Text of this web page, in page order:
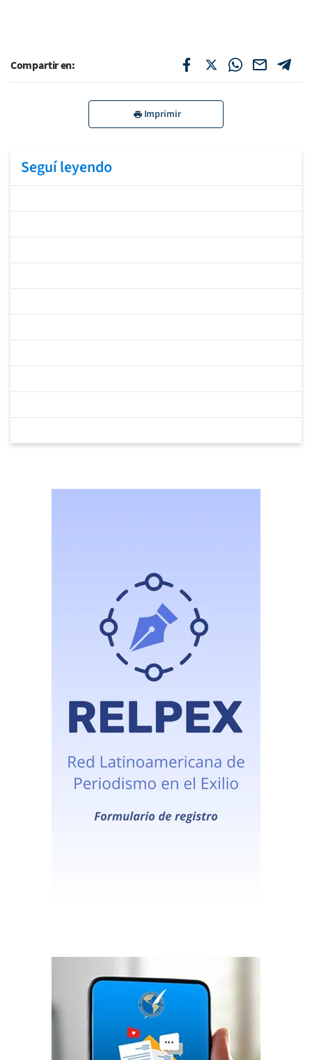
Compartir en:
Imprimir
Seguí leyendo